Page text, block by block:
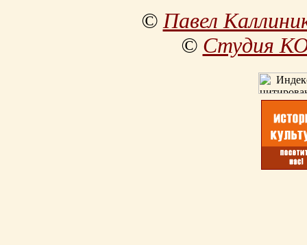
©Павел
© Студия